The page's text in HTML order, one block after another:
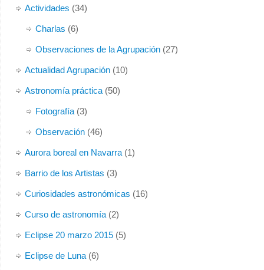
Actividades (34)
Charlas (6)
Observaciones de la Agrupación(27)
Actualidad Agrupación(10)
Astronomía práctica(50)
Fotografía(3)
Observación(46)
Aurora boreal en Navarra(1)
Barrio de los Artistas (3)
Curiosidades astronómicas (16)
Curso de astronomía(2)
Eclipse 20 marzo 2015(5)
Eclipse de Luna(6)